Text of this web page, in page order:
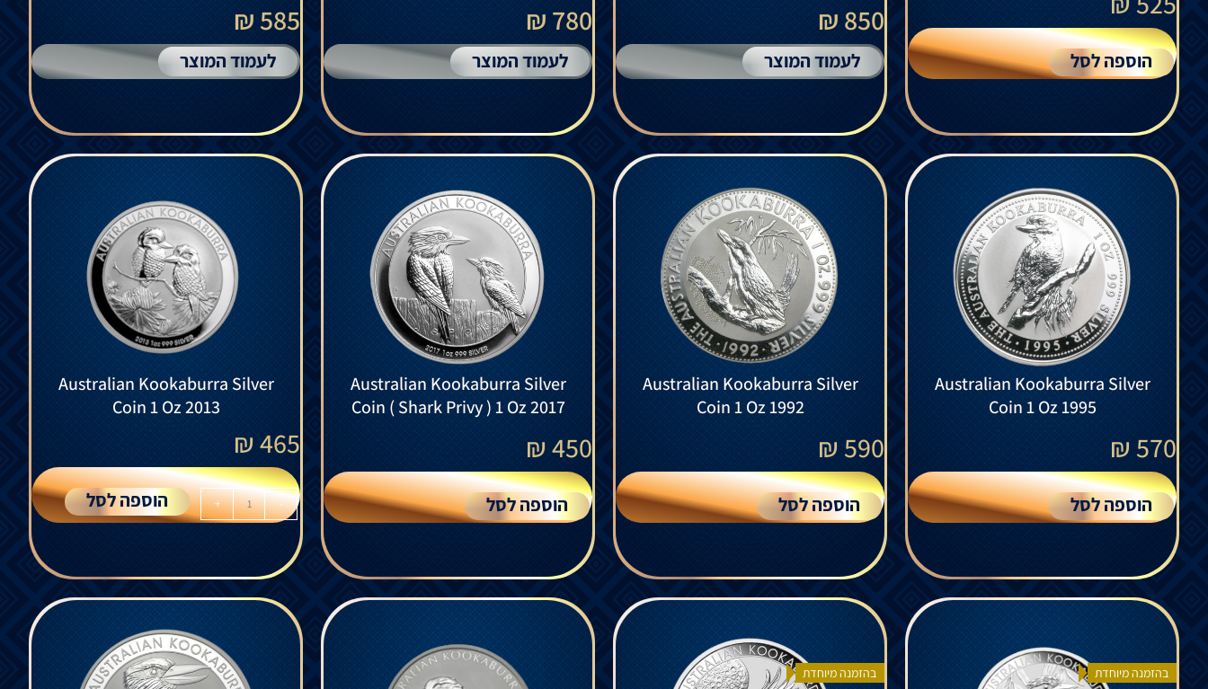
הוספה לסל
850 ₪
לעמוד המוצר
780 ₪
לעמוד המוצר
585 ₪
לעמוד המוצר
Australian Kookaburra Silver
Coin 1 Oz 1995
570
₪
הוספה לסל
Australian Kookaburra Silver
Coin 1 Oz 1992
590
₪
הוספה לסל
Australian Kookaburra Silver
Coin ( Shark Privy ) 1 Oz 2017
450
₪
הוספה לסל
Australian Kookaburra Silver
Coin 1 Oz 2013
465
₪
-
+ הוספה לסל
בהזמנה מיוחדת בהזמנה מיוחדת